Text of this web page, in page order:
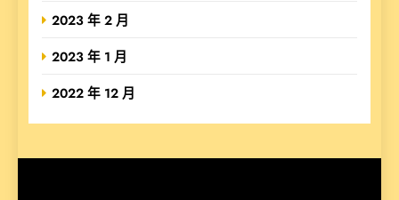
2023 年 2 月
2023 年 1 月
2022 年 12 月